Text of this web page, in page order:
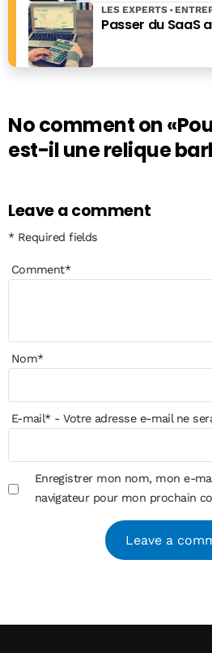
Passer du SaaS
LES EXPERTS
No comment on
est-il une relique
Leave a comment
* Required fields
Comment*
Nom*
E-mail*- Votre adresse e-mail ne
Enregistrer mon nom, mon e-
navigateur pour mon prochain